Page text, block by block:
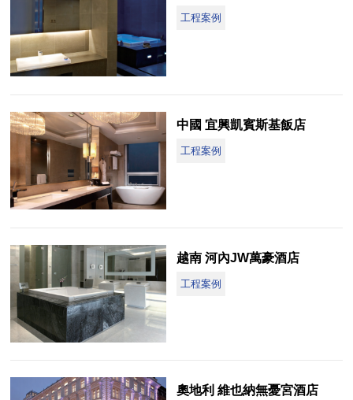
工程案例
中國 宜興凱賓斯基飯店
工程案例
越南 河內JW萬豪酒店
工程案例
奧地利 維也納無憂宮酒店